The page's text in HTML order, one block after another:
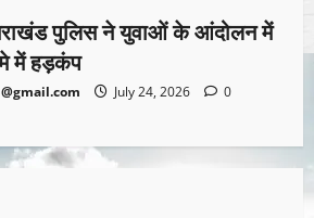
पुलिस ने युवाओं के आंदोलन में
में हड़कंप
July 24, 2026
0